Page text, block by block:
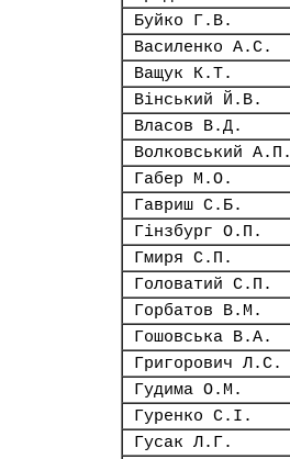
Буйко Г.В.
Василенко А.С.
Ващук К.Т.
Вінський Й.В.
Власов В.Д.
Волковський А.П.
Габер М.О.
Гавриш С.Б.
Гінзбург О.П.
Гмиря С.П.
Головатий С.П.
Горбатов В.М.
Гошовська В.А.
Григорович Л.С.
Гудима О.М.
Гуренко С.І.
Гусак Л.Г.